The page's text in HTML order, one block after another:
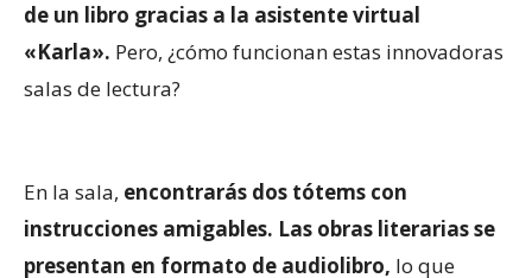
de un libro gracias a la asistente virtual
«Karla». Pero, ¿cómo funcionan estas innovadoras
salas de lectura?
En la sala, encontrarás dos tótems con
instrucciones amigables. Las obras literarias se
presentan en formato de audiolibro, lo que